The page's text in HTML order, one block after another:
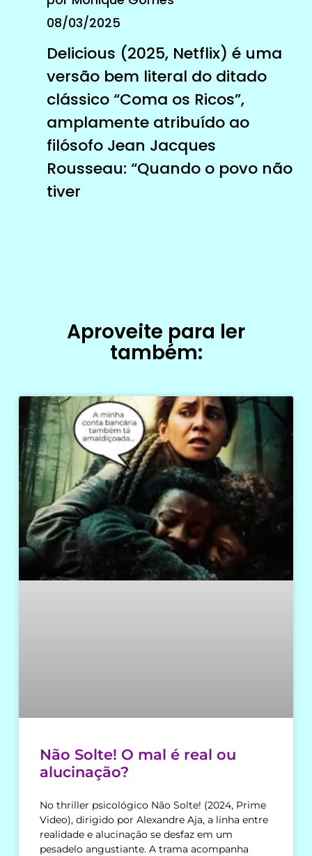
08/03/2025
Delicious (2025, Netflix) é uma
versão bem literal do ditado
clássico “Coma os Ricos”,
amplamente atribuído ao
filósofo Jean Jacques
Rousseau: “Quando o povo não
tiver
Aproveite para ler
também:
Não Solte! O mal é real ou
alucinação?
No thriller psicológico Não Solte! (2024, Prime
Video), dirigido por Alexandre Aja, a linha entre
realidade e alucinação se desfaz em um
pesadelo angustiante. A trama acompanha